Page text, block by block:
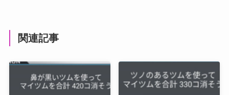
関連記事